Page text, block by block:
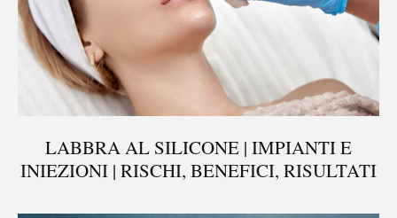
LABBRA AL SILICONE | IMPIANTI E
INIEZIONI | RISCHI, BENEFICI, RISULTATI